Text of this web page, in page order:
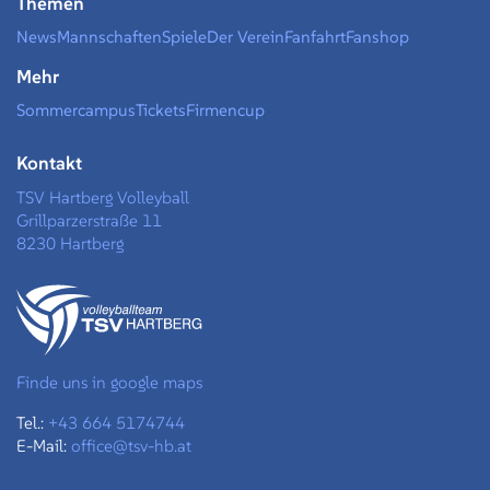
Finde uns in google maps
Tel.: +43 664 5174744
E-Mail: office@tsv-hb.at
NewsMannschaftenSpieleDer VereinFanfahrtFanshop
Mehr
SommercampusTicketsFirmencup
Kontakt
TSV Hartberg Volleyball
Grillparzerstraße 11
8230 Hartberg